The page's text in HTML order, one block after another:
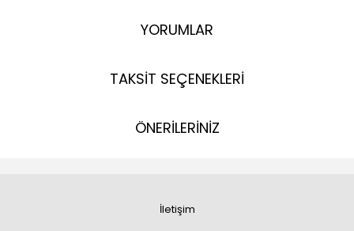
YORUMLAR
TAKSİT SEÇENEKLERİ
ÖNERİLERİNİZ
İletişim